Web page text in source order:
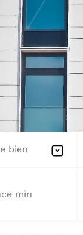
bien